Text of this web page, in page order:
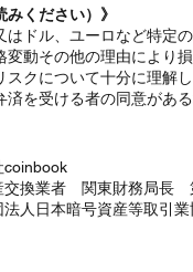
みください）》
ドル、ユーロなど特定
変動その他の理由により
クについて十分に理解
を受ける者の同意があ
coinbook
交換業者 関東財務局長
法人日本暗号資産等取引業